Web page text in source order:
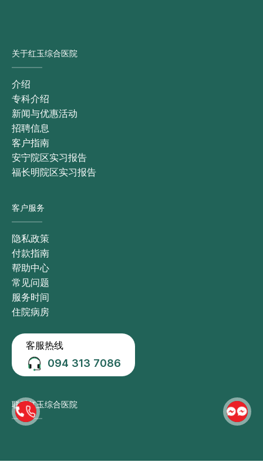
介绍
专科介绍
新闻与优惠活动
招聘信息
客户指南
安宁院区实习报告
福长明院区实习报告
隐私政策
付款指南
帮助中心
常见问题
服务时间
住院病房
客服热线
联系红玉综合医院